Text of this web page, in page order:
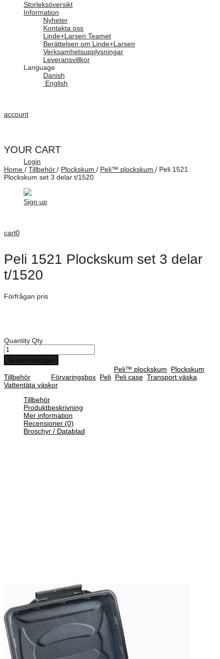
Storleksöversikt
Information
Nyheter
Kontakta oss
Linde+Larsen Teamet
Berättelsen om Linde+Larsen
Verksamhetsupplysningar
Leveransvillkor
Language
Danish
English
account
Login
Sign up
cart0
YOUR CART
Home / Tillbehör / Plockskum / Peli™ plockskum / Peli 1521
Plockskum set 3 delar t/1520
Peli 1521 Plockskum set 3 delar
t/1520
Förfrågan pris
Quantity Qty
Skicka förfrågan
Peli™ plockskum Plockskum
Tillbehör
Förvaringsbox Peli Peli case Transport väska
Vattentäta väskor
Tillbehör
Produktbeskrivning
Mer information
Recensioner (0)
Broschyr / Datablad